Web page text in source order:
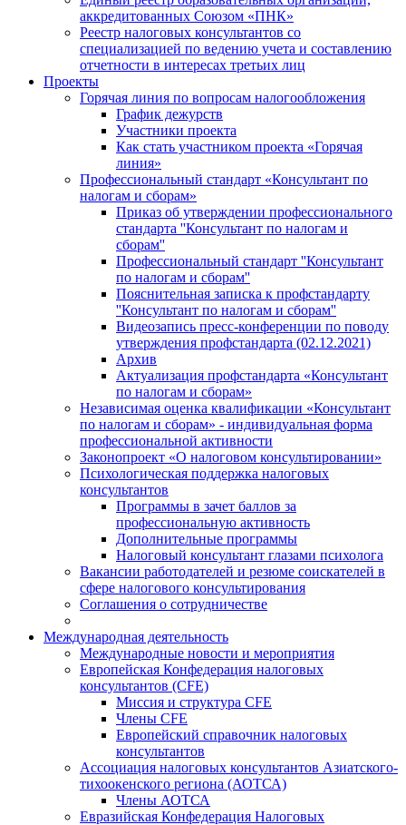
аккредитованных Союзом «ПНК»
Реестр налоговых консультантов со
специализацией по ведению учета и составлению
отчетности в интересах третьих лиц
Проекты
Горячая линия по вопросам налогообложения
График дежурств
Участники проекта
Как стать участником проекта «Горячая
линия»
Профессиональный стандарт «Консультант по
налогам и сборам»
Приказ об утверждении профессионального
стандарта ''Консультант по налогам и
сборам''
Профессиональный стандарт ''Консультант
по налогам и сборам''
Пояснительная записка к профстандарту
''Консультант по налогам и сборам''
Видеозапись пресс-конференции по поводу
утверждения профстандарта (02.12.2021)
Архив
Актуализация профстандарта «Консультант
по налогам и сборам»
Независимая оценка квалификации «Консультант
по налогам и сборам» - индивидуальная форма
профессиональной активности
Законопроект «О налоговом консультировании»
Психологическая поддержка налоговых
консультантов
Программы в зачет баллов за
профессиональную активность
Дополнительные программы
Налоговый консультант глазами психолога
Вакансии работодателей и резюме соискателей в
сфере налогового консультирования
Соглашения о сотрудничестве
Международная деятельность
Международные новости и мероприятия
Европейская Конфедерация налоговых
консультантов (CFE)
Миссия и структура CFE
Члены CFE
Европейский справочник налоговых
консультантов
Ассоциация налоговых консультантов Азиатского-
тихоокенского региона (АОТСА)
Члены АОТСА
Евразийская Конфедерация Налоговых